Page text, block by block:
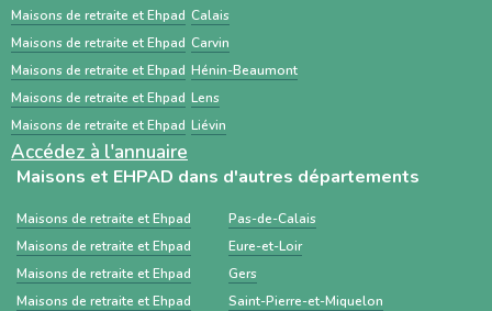
établissements médico-sociaux via un dossier
standardisé.
Maisons de retraite et Ehpad Calais
Maisons de retraite et Ehpad Carvin
Maisons de retraite et Ehpad Hénin-Beaumont
Maisons de retraite et Ehpad Lens
Maisons de retraite et Ehpad Liévin
Accédez à l'annuaire
Maisons et EHPAD dans d'autres départements
Maisons de retraite et Ehpad
Pas-de-Calais
Maisons de retraite et Ehpad
Eure-et-Loir
Maisons de retraite et Ehpad
Gers
Maisons de retraite et Ehpad
Saint-Pierre-et-Miquelon